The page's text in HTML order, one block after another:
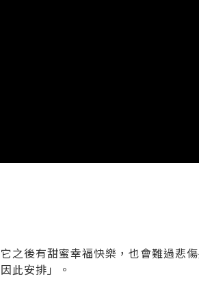
之後有甜蜜幸福快樂，也會難過悲
此安排」。